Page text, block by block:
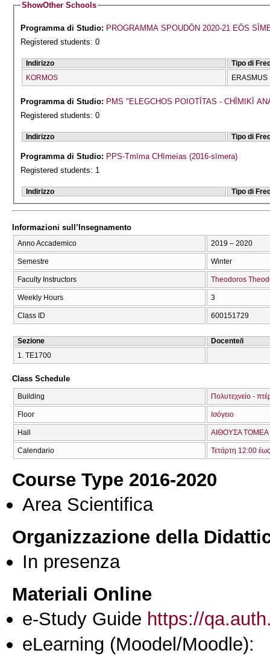
ShowOther Schools
Programma di Studio: PROGRAMMA SPOUDŌN 2020-21 EŌS
Registered students: 0
Indirizzo
Tipo di
KORMOS
ERASMUS
Programma di Studio: PMS "ELEGCΗOS POIOTĪTAS - CΗĪMIKĪ
Registered students: 0
Indirizzo Tipo di
Programma di Studio: PPS-Tmīma CΗīmeías (2016-sīmera)
Registered students: 1
Indirizzo Tipo di
Informazioni sull’Insegnamento
Anno Accademico 2019 – 2020
Semestre Winter
Faculty Instructors Theodoros
Weekly Hours 3
Class ID 600151729
Sezione
Docente/i
1. ΤΕ1700
Class Schedule
Building Πολυτεχνείο -
Floor Ισόγειο
Hall ΑΙΘΟΥΣΑ
Calendario Τετάρτη 12:00
Course Type 2016-2020
Area Scientifica
Organizzazione della
In presenza
Materiali Online
e-Study Guide https://
eLearning (Moodel/Moodle):